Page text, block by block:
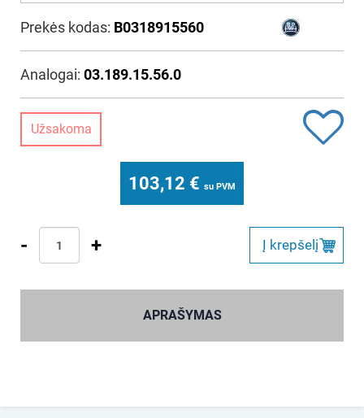
Prekės kodas: B0318915560
Analogai: 03.189.15.56.0
Užsakoma
103,12 € su PVM
- + Į krepšelį
APRAŠYMAS